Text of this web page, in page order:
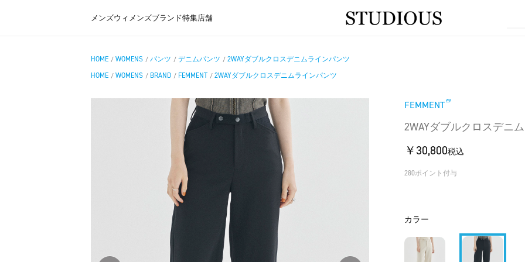
メンズウィメンズブランド特集店舗
HOME / WOMENS / パンツ / デニムパンツ / 2WAYダブルクロスデニムラインパンツ
HOME / WOMENS / BRAND / FEMMENT / 2WAYダブルクロスデニムラインパンツ
FEMMENT
2WAYダブルクロスデニ
￥30,800税込
280ポイント付与
カラー